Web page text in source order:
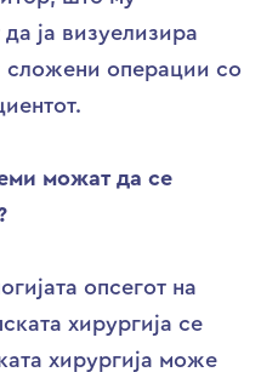
ја визуелизира
сложени операции со
можат да се
опсегот на
хирургија се
хирургија може